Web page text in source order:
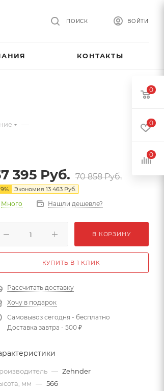
ВОЙТИ
ПОИСК
КОНТАКТЫ
—
395 Руб. 70 858Руб.
% Экономия 13 463 Руб.
Много Нашли дешевле?
В КОРЗИНУ
КУПИТЬ В 1 КЛИК
Рассчитать доставку
Хочу в подарок
Самовывоз сегодня - бесплатно
Доставка завтра - 500 ₽
— Zehnder
мм — 566
0
0
0